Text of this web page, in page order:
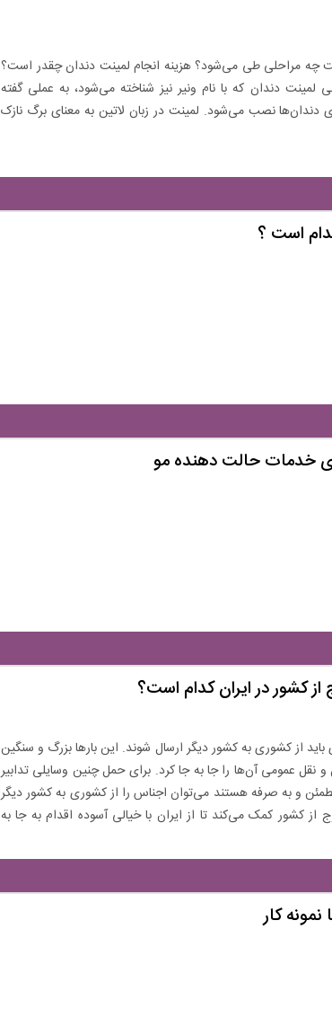
چه مراحلی طی می‌شود؟ هزینه انجام لمینت دندان چقدر است؟
دندان که با نام ونیر نیز شناخته می‌شود، به عملی گفته
نصب می‌شود. لمینت در زبان لاتین به معنای برگ نازک
است ؟
خدمات حالت دهنده مو
کشور در ایران کدام است؟
باید از کشوری به کشور دیگر ارسال شوند. این بارها بزرگ و سنگین
عمومی آن‌ها را جا به جا کرد. برای حمل چنین وسایلی تدابیر
و به صرفه هستند می‌توان اجناس را از کشوری به کشور دیگر
از کشور کمک می‌کند تا از ایران با خیالی آسوده اقدام به جا به
کار